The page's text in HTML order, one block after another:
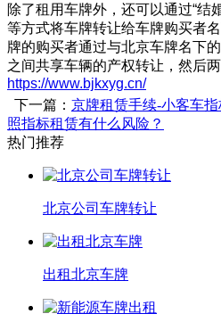
除了租用车牌外，还可以通过“结
等方式将车牌转让给车牌购买者
牌的购买者通过与北京车牌名下
之间共享车辆的产权转让，然后两
https://www.bjkxyg.cn/
下一篇： 京牌租赁手续-小客车
照指标租赁有什么风险？
热门推荐
北京公司车牌转让
出租北京车牌